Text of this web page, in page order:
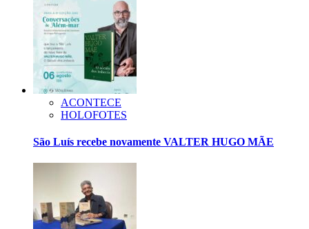
ACONTECE
HOLOFOTES
São Luís recebe novamente VALTER HUGO MÃE